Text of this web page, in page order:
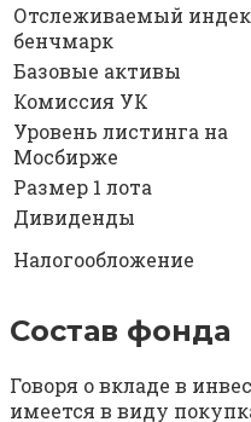
Отслеживаемый
бенчмарк
Базовые активы
Комиссия УК
Уровень листинга на
Мосбирже
Размер 1 лота
Дивиденды
Налогообложение
Состав фонда
Говоря о вкладе в
имеется в виду